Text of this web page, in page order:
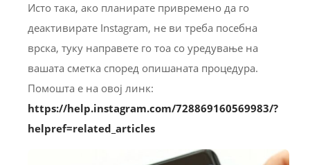
Исто така, ако планирате привремено да го
деактивирате Instagram, не ви треба посебна
врска, туку направете го тоа со уредување на
вашата сметка според опишаната процедура.
Помошта е на овој линк:
https://help.instagram.com/728869160569983/?
helpref=related_articles